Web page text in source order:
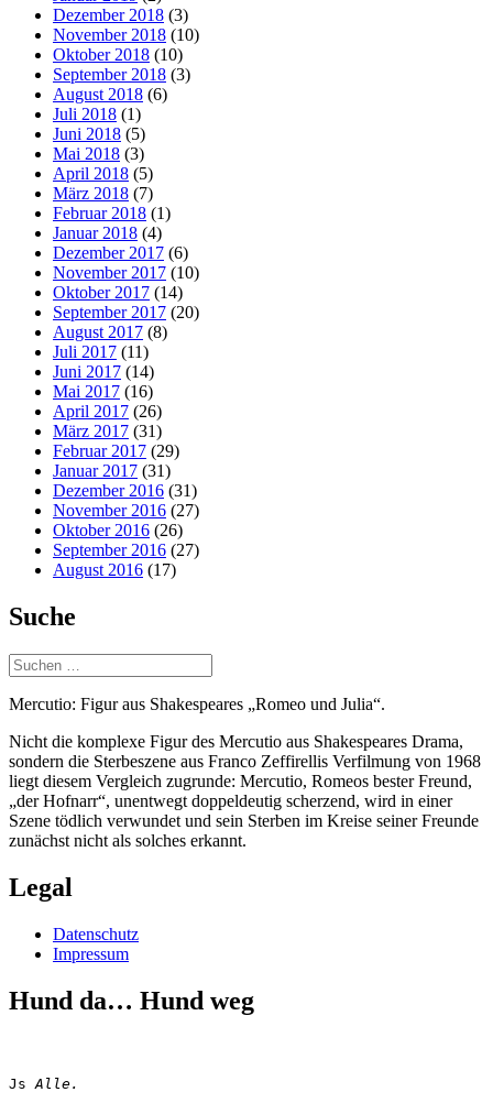
Dezember 2018 (3)
November 2018 (10)
Oktober 2018 (10)
September 2018 (3)
August 2018 (6)
Juli 2018 (1)
Juni 2018 (5)
Mai 2018 (3)
April 2018 (5)
März 2018 (7)
Februar 2018 (1)
Januar 2018 (4)
Dezember 2017 (6)
November 2017 (10)
Oktober 2017 (14)
September 2017 (20)
August 2017 (8)
Juli 2017 (11)
Juni 2017 (14)
Mai 2017 (16)
April 2017 (26)
März 2017 (31)
Februar 2017 (29)
Januar 2017 (31)
Dezember 2016 (31)
November 2016 (27)
Oktober 2016 (26)
September 2016 (27)
August 2016 (17)
Suche
Suchen
nach:
Mercutio: Figur aus Shakespeares „Romeo und Julia“.
Nicht die komplexe Figur des Mercutio aus Shakespeares Drama,
sondern die Sterbeszene aus Franco Zeffirellis Verfilmung von 1968
liegt diesem Vergleich zugrunde: Mercutio, Romeos bester Freund,
„der Hofnarr“, unentwegt doppeldeutig scherzend, wird in einer
Szene tödlich verwundet und sein Sterben im Kreise seiner Freunde
zunächst nicht als solches erkannt.
Legal
Datenschutz
Impressum
Hund da… Hund weg
Js Alle.